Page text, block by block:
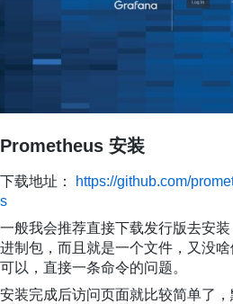
Prometheus 安装
下载地址：
https://github.com/
s
一般我会推荐直接下载发行版去安
进制包，而且就是一个文件，又没
可以，直接一条命令的问题。
安装完成后访问页面就比较简单了